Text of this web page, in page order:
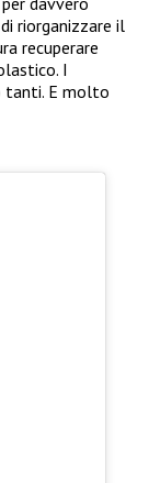
riorganizzare il
recuperare
I
tanti. E molto